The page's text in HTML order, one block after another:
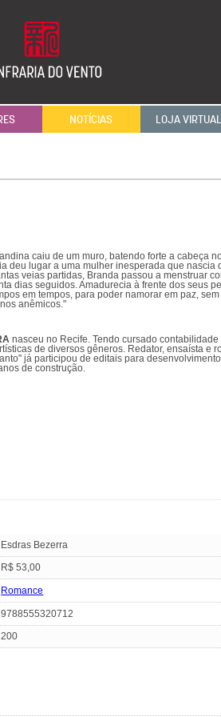
NOTÍCIAS LOJA VIRTUAL
caiu de um muro, batendo forte a cabeça
deu lugar a uma mulher inesperada que
veias partidas, Branda passou a menstruar
dias seguidos. Amadurecia à frente dos seus
em tempos, para poder namorar em paz,
anêmicos."
nasceu no Recife. Tendo cursado
de diversos gêneros. Redator, ensaísta e
já participou de editais para
de construção.
Esdras Bezerra
R$ 53,00
Romance
9788555320712
200